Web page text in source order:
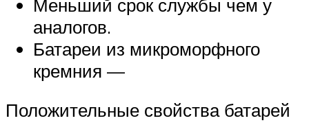
Меньший срок службы чем у
аналогов.
Батареи из микроморфного
кремния —
Положительные свойства батарей